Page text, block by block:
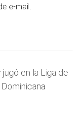
e-mail.
en la Liga de